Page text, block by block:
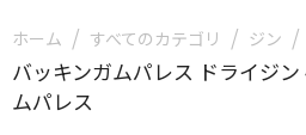
ホーム / すべてのカテゴリ / ジン /
バッキンガムパレス ドライジ
ムパレス